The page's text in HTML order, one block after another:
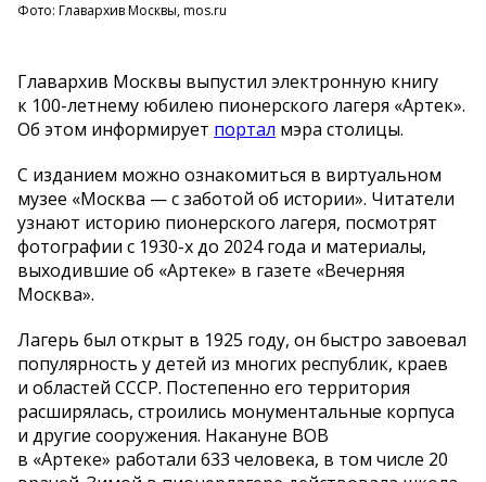
Фото: Главархив Москвы, mos.ru
Главархив Москвы выпустил электронную книгу
к 100-летнему юбилею пионерского лагеря «Артек».
Об этом информирует портал мэра столицы.
С изданием можно ознакомиться в виртуальном
музее «Москва — с заботой об истории». Читатели
узнают историю пионерского лагеря, посмотрят
фотографии с 1930-х до 2024 года и материалы,
выходившие об «Артеке» в газете «Вечерняя
Москва».
Лагерь был открыт в 1925 году, он быстро завоевал
популярность у детей из многих республик, краев
и областей СССР. Постепенно его территория
расширялась, строились монументальные корпуса
и другие сооружения. Накануне ВОВ
в «Артеке» работали 633 человека, в том числе 20